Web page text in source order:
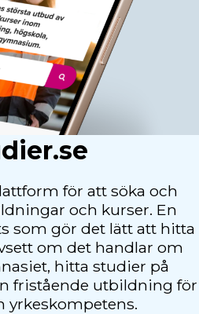
för att söka och
och kurser. En
som gör det lätt att hitta
om det handlar om
hitta studier på
fristående utbildning för
yrkeskompetens.